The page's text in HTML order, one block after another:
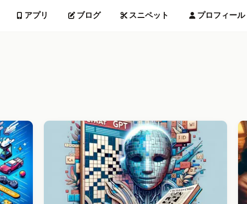
アプリ ブログ スニペット プロフィール